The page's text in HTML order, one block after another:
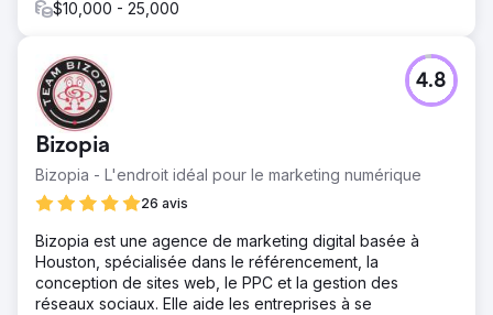
$10,000 - 25,000
Bizopia
Bizopia - L'endroit idéal pour le marketing numérique
26 avis
4.8
Bizopia est une agence de marketing digital basée à
Houston, spécialisée dans le référencement, la
conception de sites web, le PPC et la gestion des
réseaux sociaux. Elle aide les entreprises à se